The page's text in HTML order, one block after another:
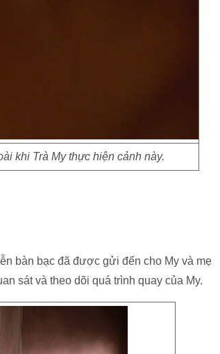
khi Trà My thực hiện cảnh này.
bàn bạc đã được gửi đến cho My và mẹ
sát và theo dõi quá trình quay của My.